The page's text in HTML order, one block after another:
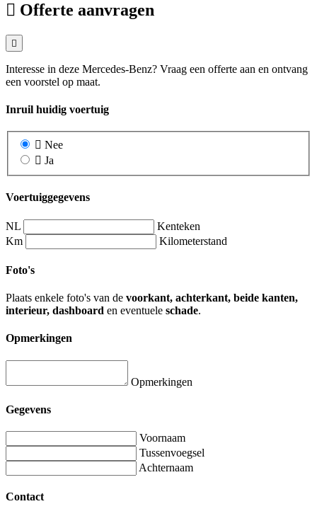
Offerte aanvragen
Interesse in deze Mercedes-Benz? Vraag een offerte aan en ontvang
een voorstel op maat.
Inruil huidig voertuig
Nee
Ja
Voertuiggegevens
NL
Kenteken
Km
Kilometerstand
Foto's
Plaats enkele foto's van de voorkant, achterkant, beide kanten,
interieur, dashboard en eventuele schade.
Opmerkingen
Opmerkingen
Gegevens
Voornaam
Tussenvoegsel
Achternaam
Contact